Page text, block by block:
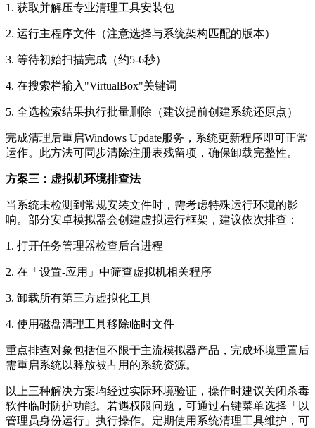
1. 获取并解压专业清理工具安装包
2. 运行主程序文件（注意选择与系统架构匹配的版本）
3. 等待初始扫描完成（约5-6秒）
4. 在搜索栏输入"VirtualBox"关键词
5. 全选检索结果执行批量删除（建议提前创建系统还原点）
完成清理后重启Windows Update服务，系统更新程序即可正常
运作。此方法可同步清除注册表残留项，确保卸载完整性。
方案三：虚拟机环境排查法
当系统未检测到常规安装文件时，需考虑特殊运行环境的影
响。部分安卓模拟器会创建虚拟运行框架，建议依次排查：
1. 打开任务管理器检查后台进程
2. 在「设置-应用」中筛查虚拟机相关程序
3. 卸载所有第三方虚拟化工具
4. 使用磁盘清理工具移除临时文件
重点排查对象包括但不限于主流模拟器产品，完成环境重置后
需重启系统以释放被占用的系统资源。
以上三种解决方案均经过实际环境验证，操作时建议关闭杀毒
软件临时防护功能。若遇权限问题，可通过右键菜单选择「以
管理员身份运行」执行操作。定期使用系统清理工具维护，可